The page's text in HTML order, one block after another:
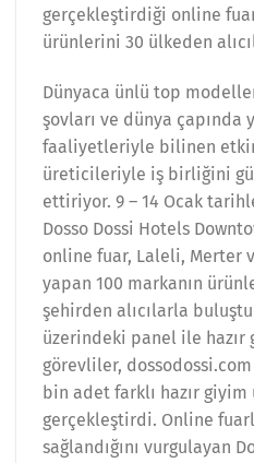
gerçekleştirdiği online
ürünlerini 30 ülkeden
Dünyaca ünlü top
şovları ve dünya çapında
faaliyetleriyle bilinen
üreticileriyle iş birliğini
ettiriyor. 9 – 14 Ocak
Dosso Dossi Hotels
online fuar, Laleli, Merter
yapan 100 markanın
şehirden alıcılarla
üzerindeki panel ile hazır
görevliler,
bin adet farklı hazır giyim
gerçekleştirdi. Online
sağlandığını vurgulayan